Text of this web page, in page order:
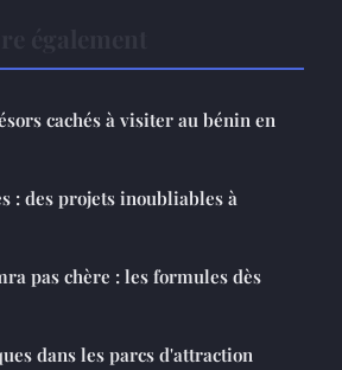
cachés à visiter au bénin en
: des projets inoubliables à
pas chère : les formules dès
dans les parcs d'attraction